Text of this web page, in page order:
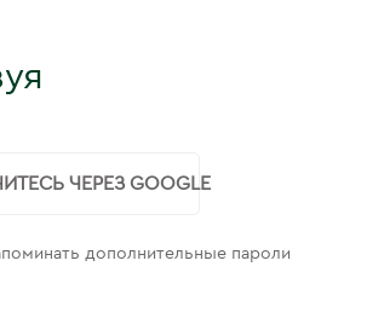
ЧЕРЕЗ GOOGLE
дополнительные пароли